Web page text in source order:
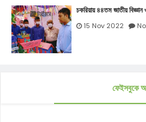
চকরিয়ায় ৪৪তম জাতীয়
15 Nov 2022
ফেইসবুকে